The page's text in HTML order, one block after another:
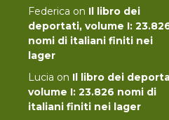
Federica on Il libro dei
deportati, volume I:
nomi di italiani finiti nei
lager
Lucia on Il libro dei
volume I: 23.826 nomi di
italiani finiti nei lager